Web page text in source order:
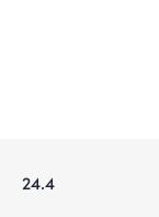
24.4